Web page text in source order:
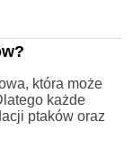
która może
każde
ptaków oraz